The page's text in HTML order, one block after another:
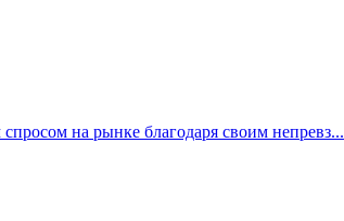
на рынке благодаря своим непревз...